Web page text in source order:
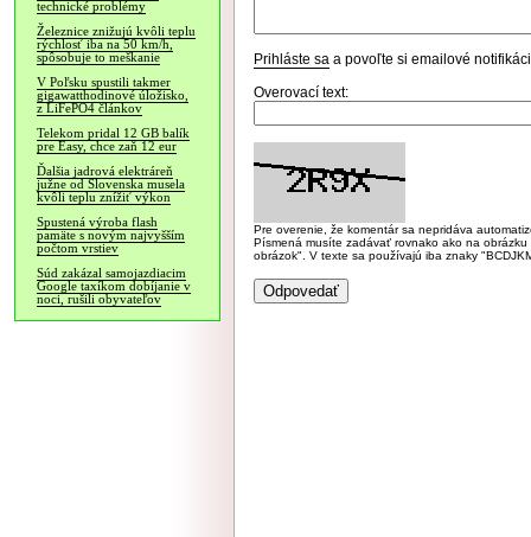
technické problémy
Železnice znižujú kvôli teplu
rýchlosť iba na 50 km/h,
spôsobuje to meškanie
V Poľsku spustili takmer
gigawatthodinové úložisko,
z LiFePO4 článkov
Telekom pridal 12 GB balík
pre Easy, chce zaň 12 eur
Ďalšia jadrová elektráreň
južne od Slovenska musela
kvôli teplu znížiť výkon
Spustená výroba flash
pamäte s novým najvyšším
počtom vrstiev
Súd zakázal samojazdiacim
Google taxíkom dobíjanie v
noci, rušili obyvateľov
Prihláste sa a povoľte si emailové
Overovací text:
Pre overenie, že komentár sa nepridáva
Písmená musíte zadávať rovnako ako na
obrázok". V texte sa používajú iba znaky